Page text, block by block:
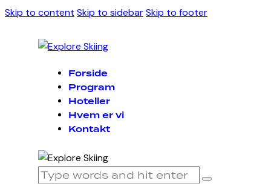
Skip to content Skip to sidebarSkip to footer
Forside
Program
Hoteller
Hvem er vi
Kontakt